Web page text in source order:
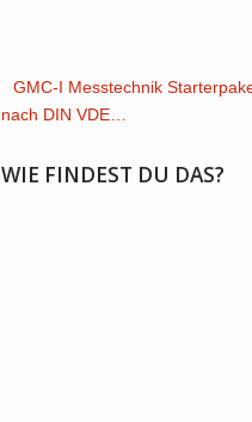
Post
GMC-I Messtechnik
nach DIN VDE…
WIE FINDEST DU DAS?